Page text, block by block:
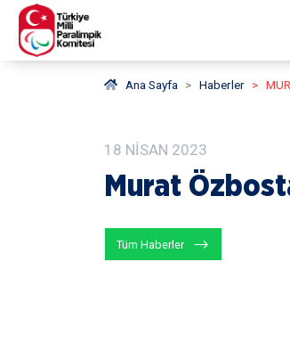
Ana Sayfa Haberler
18 NISAN 2023
Murat
Tüm Haberler